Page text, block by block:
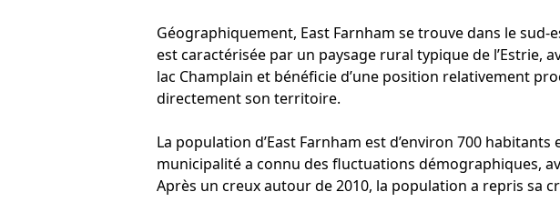
Géographiquement, East Farnham se trouve dans le
est caractérisée par un paysage rural typique de l’Estrie,
lac Champlain et bénéficie d’une position relativement
directement son territoire.
La population d’East Farnham est d’environ 700
municipalité a connu des fluctuations démographiques,
Après un creux autour de 2010, la population a repris sa